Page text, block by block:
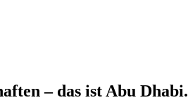
– das ist Abu Dhabi.